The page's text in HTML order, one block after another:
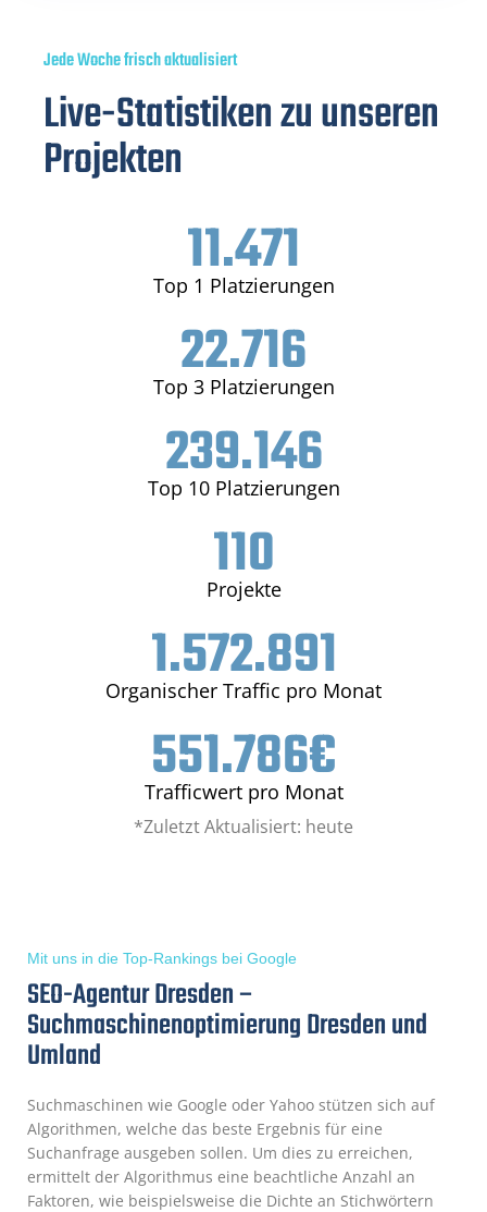
Jede Woche frisch aktualisiert
Live-Statistiken zu unseren
Projekten
Top 1 Platzierungen
11.471
Top 3 Platzierungen
22.716
Top 10 Platzierungen
239.146
Projekte
110
Organischer Traffic pro Monat
1.572.891
Trafficwert pro Monat
551.786€
*Zuletzt Aktualisiert: heute
Mit uns in die Top-Rankings bei Google
SEO-Agentur Dresden –
Suchmaschinenoptimierung Dresden und
Umland
Suchmaschinen wie Google oder Yahoo stützen sich auf
Algorithmen, welche das beste Ergebnis für eine
Suchanfrage ausgeben sollen. Um dies zu erreichen,
ermittelt der Algorithmus eine beachtliche Anzahl an
Faktoren, wie beispielsweise die Dichte an Stichwörtern